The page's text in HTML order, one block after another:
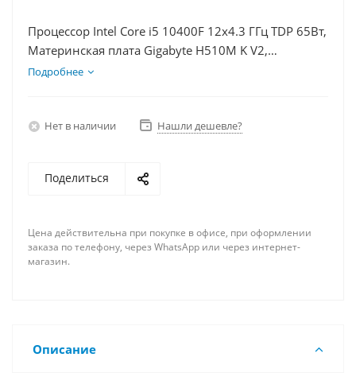
Процессор Intel Core i5 10400F 12x4.3 ГГц TDP 65Вт,
Материнская плата Gigabyte H510M K V2,
Видеокарта RTX 3050 8Гб, Память DDR4 64Gb,
Подробнее
Нет в наличии Нашли дешевле?
Поделиться
Цена действительна при покупке в офисе, при оформлении
заказа по телефону, через WhatsApp или через интернет-
магазин.
Описание